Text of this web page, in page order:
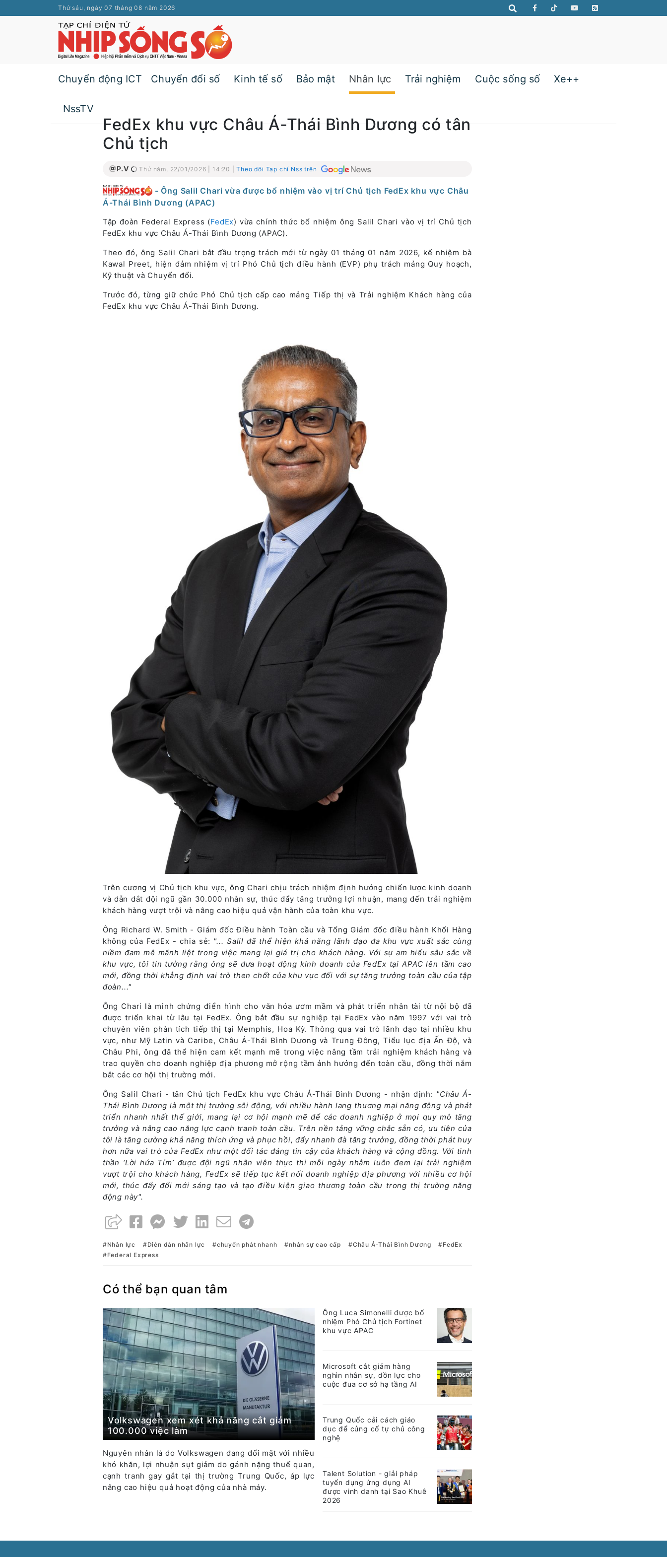
Thứ sáu, ngày 07 tháng 08 năm 2026
Chuyển động ICT Chuyển đổi số Kinh tế số Bảo mật Nhân lực Trải nghiệm Cuộc sống số Xe++
NssTV
FedEx khu vực Châu Á-Thái Bình Dương có tân
Chủ tịch
P.V Thứ năm, 22/01/2026 | 14:20 |Theo dõi Tạp chí Nss trên
- Ông Salil Chari vừa được bổ nhiệm vào vị trí Chủ tịch FedEx khu vực Châu
Á-Thái Bình Dương (APAC)
Tập đoàn Federal Express (FedEx) vừa chính thức bổ nhiệm ông Salil Chari vào vị trí Chủ tịch
FedEx khu vực Châu Á-Thái Bình Dương (APAC).
Theo đó, ông Salil Chari bắt đầu trọng trách mới từ ngày 01 tháng 01 năm 2026, kế nhiệm bà
Kawal Preet, hiện đảm nhiệm vị trí Phó Chủ tịch điều hành (EVP) phụ trách mảng Quy hoạch,
Kỹ thuật và Chuyển đổi.
Trước đó, từng giữ chức Phó Chủ tịch cấp cao mảng Tiếp thị và Trải nghiệm Khách hàng của
FedEx khu vực Châu Á-Thái Bình Dương.
Trên cương vị Chủ tịch khu vực, ông Chari chịu trách nhiệm định hướng chiến lược kinh doanh
và dẫn dắt đội ngũ gần 30.000 nhân sự, thúc đẩy tăng trưởng lợi nhuận, mang đến trải nghiệm
khách hàng vượt trội và nâng cao hiệu quả vận hành của toàn khu vực.
Ông Richard W. Smith - Giám đốc Điều hành Toàn cầu và Tổng Giám đốc điều hành Khối Hàng
không của FedEx - chia sẻ: "... Salil đã thể hiện khả năng lãnh đạo đa khu vực xuất sắc cùng
niềm đam mê mãnh liệt trong việc mang lại giá trị cho khách hàng. Với sự am hiểu sâu sắc về
khu vực, tôi tin tưởng rằng ông sẽ đưa hoạt động kinh doanh của FedEx tại APAC lên tầm cao
mới, đồng thời khẳng định vai trò then chốt của khu vực đối với sự tăng trưởng toàn cầu của tập
đoàn..."
Ông Chari là minh chứng điển hình cho văn hóa ươm mầm và phát triển nhân tài từ nội bộ đã
được triển khai từ lâu tại FedEx. Ông bắt đầu sự nghiệp tại FedEx vào năm 1997 với vai trò
chuyên viên phân tích tiếp thị tại Memphis, Hoa Kỳ. Thông qua vai trò lãnh đạo tại nhiều khu
vực, như Mỹ Latin và Caribe, Châu Á-Thái Bình Dương và Trung Đông, Tiểu lục địa Ấn Độ, và
Châu Phi, ông đã thể hiện cam kết mạnh mẽ trong việc nâng tầm trải nghiệm khách hàng và
trao quyền cho doanh nghiệp địa phương mở rộng tầm ảnh hưởng đến toàn cầu, đồng thời nắm
bắt các cơ hội thị trường mới.
Ông Salil Chari - tân Chủ tịch FedEx khu vực Châu Á-Thái Bình Dương - nhận định: "Châu Á-
Thái Bình Dương là một thị trường sôi động, với nhiều hành lang thương mại năng động và phát
triển nhanh nhất thế giới, mang lại cơ hội mạnh mẽ để các doanh nghiệp ở mọi quy mô tăng
trưởng và nâng cao năng lực cạnh tranh toàn cầu. Trên nền tảng vững chắc sẵn có, ưu tiên của
tôi là tăng cường khả năng thích ứng và phục hồi, đẩy nhanh đà tăng trưởng, đồng thời phát huy
hơn nữa vai trò của FedEx như một đối tác đáng tin cậy của khách hàng và cộng đồng. Với tinh
thần ‘Lời hứa Tím’ được đội ngũ nhân viên thực thi mỗi ngày nhằm luôn đem lại trải nghiệm
vượt trội cho khách hàng, FedEx sẽ tiếp tục kết nối doanh nghiệp địa phương với nhiều cơ hội
mới, thúc đẩy đổi mới sáng tạo và tạo điều kiện giao thương toàn cầu trong thị trường năng
động này".
Nhân lực Diễn đàn nhân lực chuyển phát nhanh nhân sự cao cấp Châu Á-Thái Bình Dương
FedEx
Federal Express
Có thể bạn quan tâm
Volkswagen xem xét khả năng cắt giảm
100.000 việc làm
Nguyên nhân là do Volkswagen đang đối mặt với nhiều
khó khăn, lợi nhuận sụt giảm do gánh nặng thuế quan,
cạnh tranh gay gắt tại thị trường Trung Quốc, áp lực
nâng cao hiệu quả hoạt động của nhà máy.
Ông Luca Simonelli được bổ
nhiệm Phó Chủ tịch Fortinet
khu vực APAC
Microsoft cắt giảm hàng
nghìn nhân sự, dồn lực cho
cuộc đua cơ sở hạ tầng AI
Trung Quốc cải cách giáo
dục để củng cố tự chủ công
nghệ
Talent Solution - giải pháp
tuyển dụng ứng dụng AI
được vinh danh tại Sao Khuê
2026